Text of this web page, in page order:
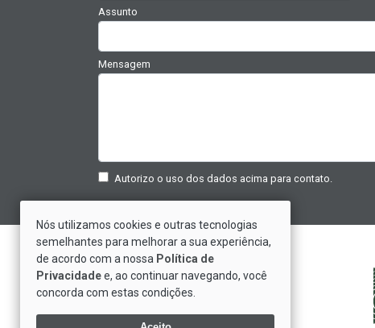
Assunto
Mensagem
Autorizo o uso dos dados acima para contato.
Saiba Mais Sobre Nós
Depoimentos de Clientes
Trabalhe Conosco
Política de Privacidade
Nós utilizamos cookies e outras tecnologias
semelhantes para melhorar a sua experiência,
de acordo com a nossa Política de
Privacidadee, ao continuar navegando, você
concorda com estas condições.